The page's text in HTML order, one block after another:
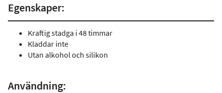
Egenskaper:
Kraftig stadga i 48 timmar
Kladdar inte
Utan alkohol och silikon
Användning: